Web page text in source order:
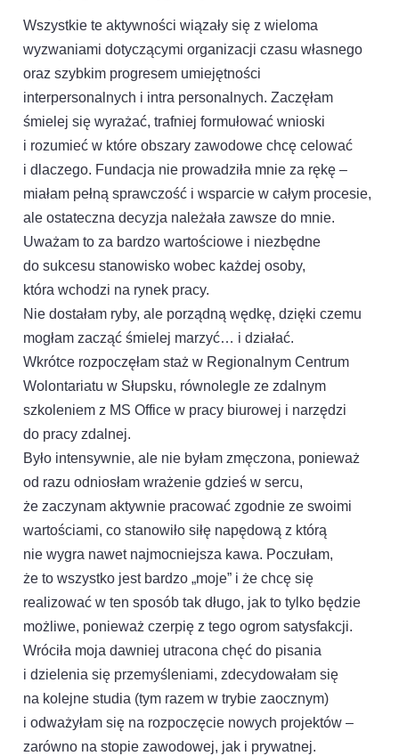
Wszystkie te aktywności wiązały się z wieloma
wyzwaniami dotyczącymi organizacji czasu własnego
oraz szybkim progresem umiejętności
interpersonalnych i intra personalnych. Zaczęłam
śmielej się wyrażać, trafniej formułować wnioski
i rozumieć w które obszary zawodowe chcę celować
i dlaczego. Fundacja nie prowadziła mnie za rękę –
miałam pełną sprawczość i wsparcie w całym procesie,
ale ostateczna decyzja należała zawsze do mnie.
Uważam to za bardzo wartościowe i niezbędne
do sukcesu stanowisko wobec każdej osoby,
która wchodzi na rynek pracy.
Nie dostałam ryby, ale porządną wędkę, dzięki czemu
mogłam zacząć śmielej marzyć… i działać.
Wkrótce rozpoczęłam staż w Regionalnym Centrum
Wolontariatu w Słupsku, równolegle ze zdalnym
szkoleniem z MS Office w pracy biurowej i narzędzi
do pracy zdalnej.
Było intensywnie, ale nie byłam zmęczona, ponieważ
od razu odniosłam wrażenie gdzieś w sercu,
że zaczynam aktywnie pracować zgodnie ze swoimi
wartościami, co stanowiło siłę napędową z którą
nie wygra nawet najmocniejsza kawa. Poczułam,
że to wszystko jest bardzo „moje” i że chcę się
realizować w ten sposób tak długo, jak to tylko będzie
możliwe, ponieważ czerpię z tego ogrom satysfakcji.
Wróciła moja dawniej utracona chęć do pisania
i dzielenia się przemyśleniami, zdecydowałam się
na kolejne studia (tym razem w trybie zaocznym)
i odważyłam się na rozpoczęcie nowych projektów –
zarówno na stopie zawodowej, jak i prywatnej.